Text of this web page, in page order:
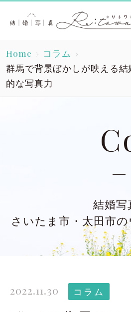
トップ
Top
洋装スタジオ
Dress studio
Kimono studio
太田店ギャラリ
Gallery
Costume
Home
コラム
群馬で背景ぼかしが映える
的な写真力
結婚
さいたま市・太田市
2022.11.30 コラム